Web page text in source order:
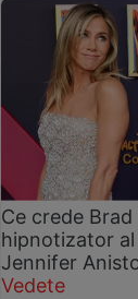
Ce crede
hipnotizator
Jennifer
Vedete